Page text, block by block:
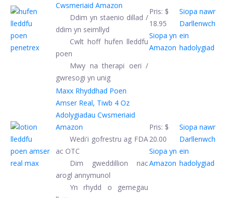
Cwsmeriaid Amazon
Ddim yn staenio dillad /
ddim yn seimllyd
Cwlt hoff hufen lleddfu
poen
Mwy na therapi oeri /
gwresogi yn unig
Pris: $
18.95
Siopa yn
Amazon
Siopa nawr
Darllenwch
ein
hadolygiad
Maxx Rhyddhad Poen
Amser Real, Tiwb 4 Oz
Adolygiadau Cwsmeriaid
Amazon
Wedi'i gofrestru ag FDA
ac OTC
Dim gweddillion nac
arogl annymunol
Yn rhydd o gemegau
Pris: $
20.00
Siopa yn
Amazon
Siopa nawr
Darllenwch
ein
hadolygiad